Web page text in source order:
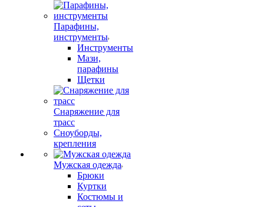
Парафины,
инструменты
Инструменты
Мази,
парафины
Щетки
Снаряжение для
трасс
Сноуборды,
крепления
Мужская одежда
Брюки
Куртки
Костюмы и